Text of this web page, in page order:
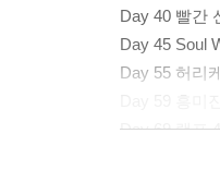
Day 40 빨간
Day 45 Soul
Day 55 허리
Day 69 램프